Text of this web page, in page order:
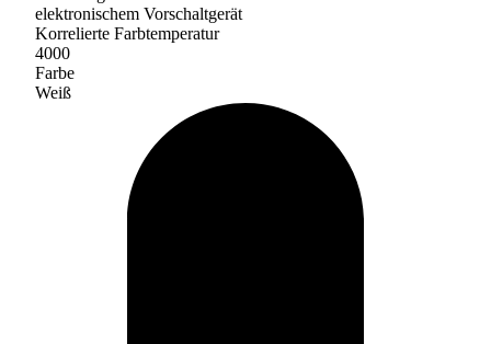
elektronischem Vorschaltgerät
Korrelierte Farbtemperatur
4000
Farbe
Weiß